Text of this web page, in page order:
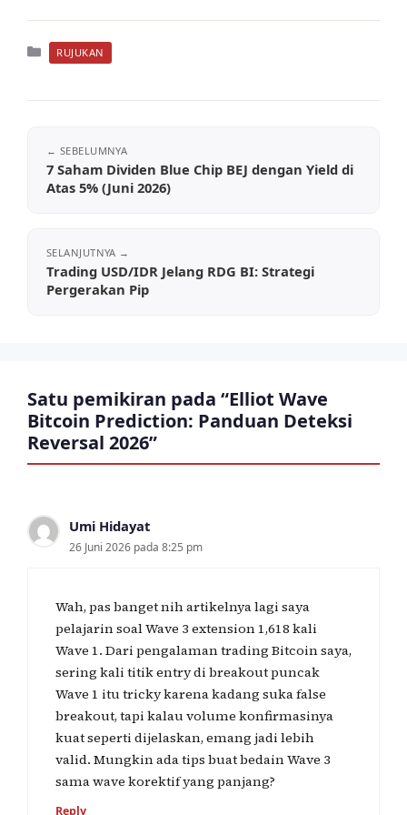
Kategori
RUJUKAN
7 Saham Dividen Blue Chip BEJ dengan Yield di
Atas 5% (Juni 2026)
Trading USD/IDR Jelang RDG BI: Strategi
Pergerakan Pip
Satu pemikiran pada “Elliot Wave
Bitcoin Prediction: Panduan Deteksi
Reversal 2026”
Umi Hidayat
26 Juni 2026 pada 8:25 pm
Wah, pas banget nih artikelnya lagi saya
pelajarin soal Wave 3 extension 1,618 kali
Wave 1. Dari pengalaman trading Bitcoin saya,
sering kali titik entry di breakout puncak
Wave 1 itu tricky karena kadang suka false
breakout, tapi kalau volume konfirmasinya
kuat seperti dijelaskan, emang jadi lebih
valid. Mungkin ada tips buat bedain Wave 3
sama wave korektif yang panjang?
Reply